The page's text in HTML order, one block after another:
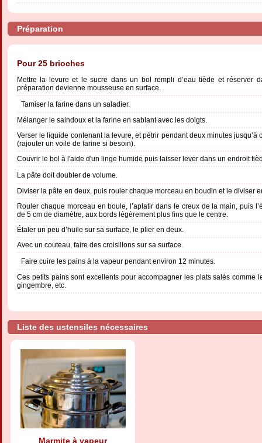
Préparation
Pour 25 brioches
Mettre la levure et le sucre dans un bol rempli d’eau tiède et réserver
préparation devienne mousseuse en surface.
Tamiser la farine dans un saladier.
Mélanger le saindoux et la farine en sablant avec les doigts.
Verser le liquide contenant la levure, et pétrir pendant deux minutes
(rajouter un voile de farine si besoin).
Couvrir le bol à l'aide d'un linge humide puis laisser lever dans un endroit
La pâte doit doubler de volume.
Diviser la pâte en deux, puis rouler chaque morceau en boudin et le diviser
Rouler chaque morceau en boule, l’aplatir dans le creux de la main, puis
de 5 cm de diamètre, aux bords légèrement plus fins que le centre.
Étaler un peu d’huile sur sa surface, le plier en deux.
Avec un couteau, faire des croisillons sur sa surface.
Faire cuire les pains à la vapeur pendant environ 12 minutes.
Ces petits pains sont excellents pour accompagner les plats salés comme
gingembre, etc.
Liste des ustensiles nécessaires
Marmite à vapeur